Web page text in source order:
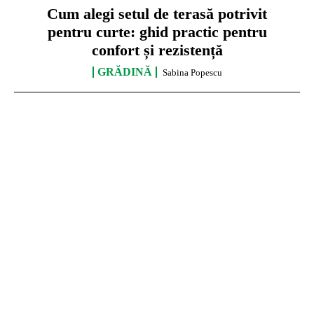
Cum alegi setul de terasă potrivit
pentru curte: ghid practic pentru
confort și rezistență
GRĂDINĂ Sabina Popescu